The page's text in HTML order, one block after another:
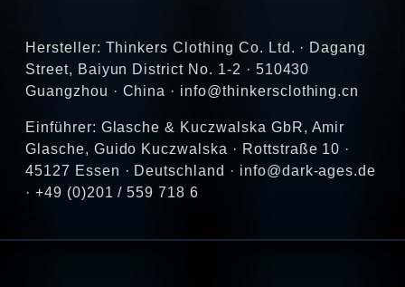
Hersteller: Thinkers Clothing Co. Ltd. · Dagang
Street, Baiyun District No. 1-2 · 510430
Guangzhou · China · info@thinkersclothing.cn
Einführer: Glasche & Kuczwalska GbR, Amir
Glasche, Guido Kuczwalska · Rottstraße 10 ·
45127 Essen · Deutschland · info@dark-ages.de
· +49 (0)201 / 559 718 6